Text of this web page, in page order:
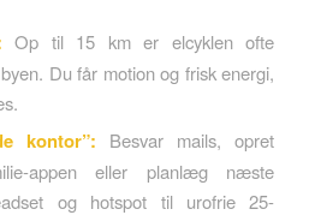
Op til 15 km er elcyklen ofte
Du får motion og frisk energi,
kontor”: Besvar mails, opret
appen eller planlæg næste
og hotspot til urofrie 25-